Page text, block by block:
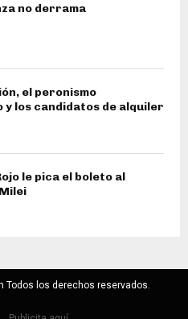
no derrama
el peronismo
los candidatos de alquiler
le pica el boleto al
Todos los derechos reservados.